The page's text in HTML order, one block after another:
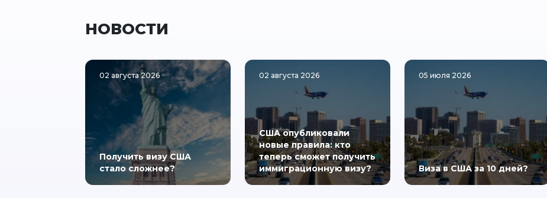
НОВОСТИ
02 августа 2026
Получить визу США
стало сложнее?
02 августа 2026
США опубликовали
новые правила: кто
теперь сможет получить
иммиграционную визу?
05 июля 2026
Виза в США за 10 дней?